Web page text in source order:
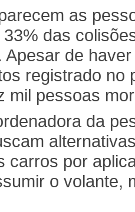
as
das
Apesar de
registrado no
mil pessoas
da
carros por
o volante,